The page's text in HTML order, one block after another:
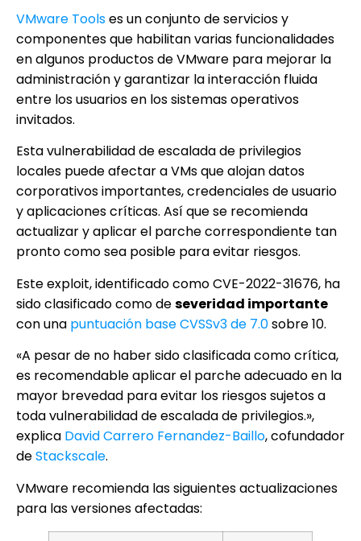
VMware Toolses un conjunto de servicios y
componentes que habilitan varias funcionalidades
en algunos productos de VMware para mejorar la
administración y garantizar la interacción fluida
entre los usuarios en los sistemas operativos
invitados.
Esta vulnerabilidad de escalada de privilegios
locales puede afectar a VMs que alojan datos
corporativos importantes, credenciales de usuario
y aplicaciones críticas. Así que se recomienda
actualizar y aplicar el parche correspondiente tan
pronto como sea posible para evitar riesgos.
Este exploit, identificado como CVE-2022-31676, ha
sido clasificado como deseveridad importante
con una puntuación base CVSSv3 de 7.0sobre 10.
«A pesar de no haber sido clasificada como crítica,
es recomendable aplicar el parche adecuado en la
mayor brevedad para evitar los riesgos sujetos a
toda vulnerabilidad de escalada de privilegios.»,
explica David Carrero Fernandez-Baillo, cofundador
deStackscale.
VMware recomienda las siguientes actualizaciones
para las versiones afectadas: